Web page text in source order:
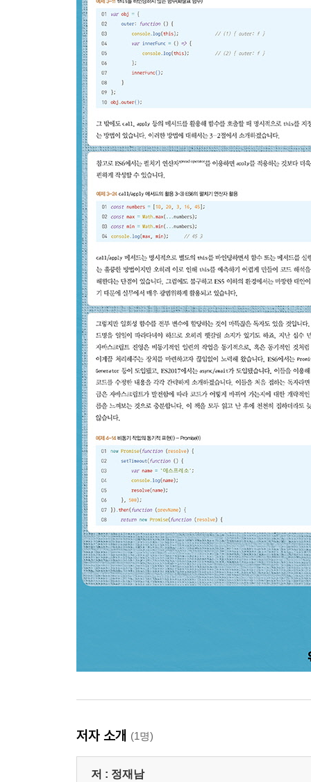
저자 소개 (1명)
저 : 정재남